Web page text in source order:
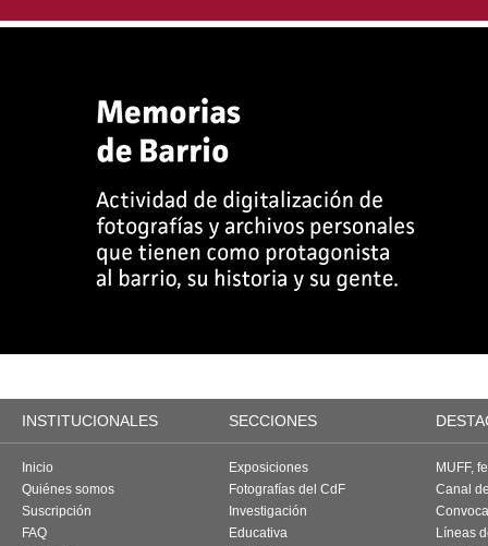
INSTITUCIONALES SECCIONES
Inicio
Quiénes somos
Suscripción
FAQ
Exposiciones
Fotografías del CdF
Investigación
Educativa
MUFF,
Canal
Líneas